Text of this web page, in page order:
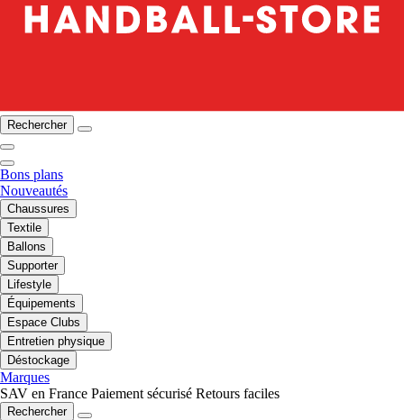
Rechercher
Bons plans
Nouveautés
Chaussures
Textile
Ballons
Supporter
Lifestyle
Équipements
Espace Clubs
Entretien physique
Déstockage
Marques
SAV en France Paiement sécurisé Retours faciles
Rechercher